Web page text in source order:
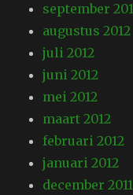
september
augustus 2012
juli 2012
juni 2012
mei 2012
maart 2012
februari 2012
januari 2012
december 2011